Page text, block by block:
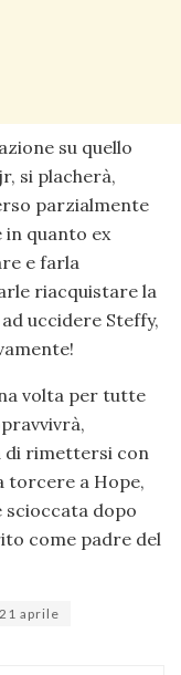
su quello
si placherà,
parzialmente
quanto ex
e farla
riacquistare la
uccidere Steffy,
volta per tutte
di rimettersi con
torcere a Hope,
scioccata dopo
come padre del
aprile